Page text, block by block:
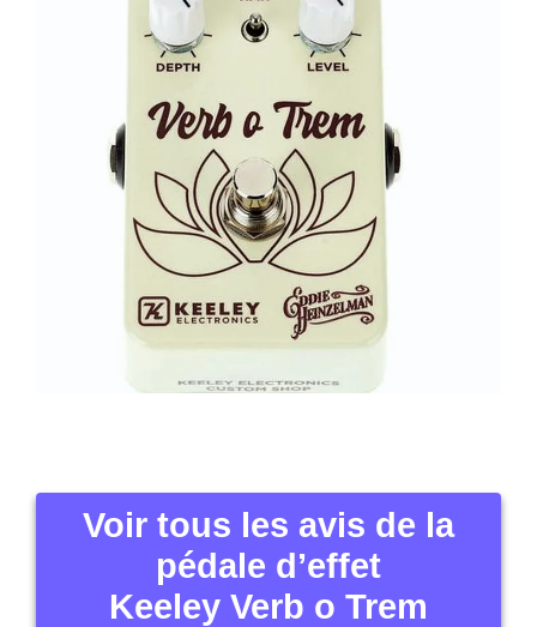
Voir tous les avis de la
pédale d’effet
Keeley Verb o Trem